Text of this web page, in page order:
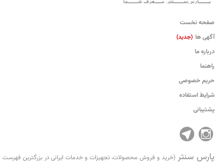
صفحه نخست
آگهی ها (جدید)
درباره ما
راهنما
حریم خصوصی
شرایط استفاده
پشتیبانی
پارس سنتر(خرید و فروش محصولات، تجهیزات و خدمات ایرانی در بزرگترین فهرست